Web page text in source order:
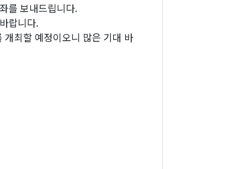
를 보내드립니다.
랍니다.
최할 예정이오니 많은 기대 바